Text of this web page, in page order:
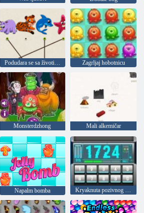
Podudara se sa životinjama Zagrljaj hobotnicu
Monsterdzhong Mali alkemičar
Napalm bomba Kryaknuta pozivnog broja